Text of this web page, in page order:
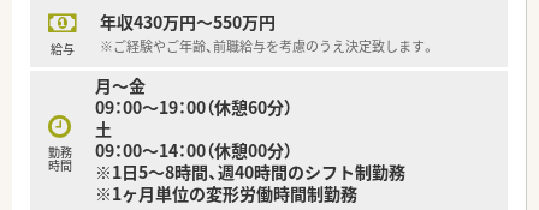
■患者様に選ばれる薬局を目指すべく、先進性を持って以下2つ
の機能を主に発揮しています。
がん等の専門的な薬学管理に関係機関と連携して対応できる
◎地域連携
入退院時の医療機関等との情報連携や、在宅医療等に地域の薬局
と連携しながら一元的･継続的に対応できる
≪研修体制が非常に整っています！≫
給与
年収430万円～550万円
※ご経験やご年齢、前職給与を考慮のうえ決定致します。
勤務
時間
月～金
09：00～19：00（休憩60分）
土
09：00～14：00（休憩00分）
※1日5～8時間、週40時間のシフト制勤務
※1ヶ月単位の変形労働時間制勤務